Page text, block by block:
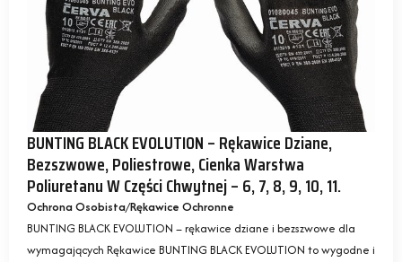
BUNTING BLACK EVOLUTION – Rękawice Dziane,
Bezszwowe, Poliestrowe, Cienka Warstwa
Poliuretanu W Części Chwytnej – 6, 7, 8, 9, 10, 11.
Ochrona Osobista Rękawice Ochronne
BUNTING BLACK EVOLUTION – rękawice dziane i bezszwowe dla
wymagających Rękawice BUNTING BLACK EVOLUTION to wygodne i